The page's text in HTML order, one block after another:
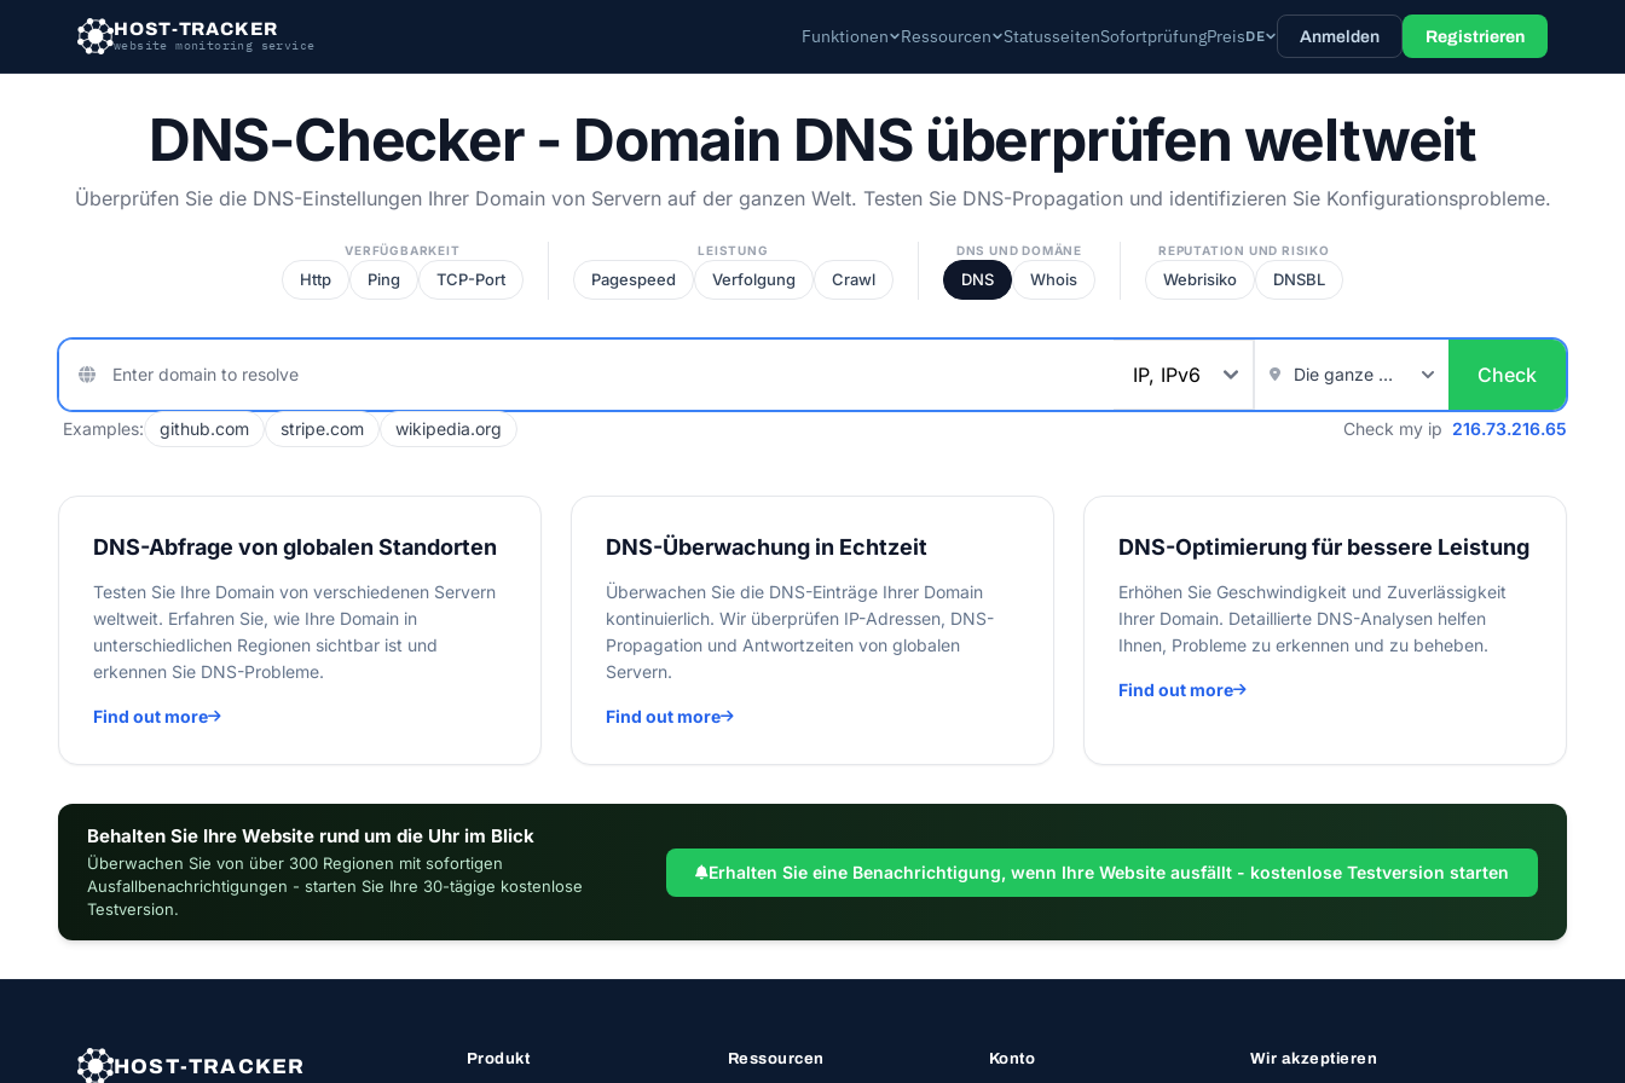
HOST-TRACKER
website monitoring service Funktionen Ressourcen StatusseitenSofortprüfungPreisDE Anmelden Registrieren
DNS-Checker - Domain DNS überprüfen weltweit
Überprüfen Sie die DNS-Einstellungen Ihrer Domain von Servern auf der ganzen Welt. Testen Sie DNS-Propagation und identifizieren Sie Konfigurationsprobleme.
VERFÜGBARKEIT
Http Ping TCP-Port
LEISTUNG
Pagespeed Verfolgung Crawl
DNS UND DOMÄNE
DNS Whois
REPUTATION UND RISIKO
Webrisiko DNSBL
Check
Examples: github.com stripe.com wikipedia.org Check my ip 216.73.216.65
DNS-Abfrage von globalen Standorten
Testen Sie Ihre Domain von verschiedenen Servern
weltweit. Erfahren Sie, wie Ihre Domain in
unterschiedlichen Regionen sichtbar ist und
erkennen Sie DNS-Probleme.
Find out more
DNS-Überwachung in Echtzeit
Überwachen Sie die DNS-Einträge Ihrer Domain
kontinuierlich. Wir überprüfen IP-Adressen, DNS-
Propagation und Antwortzeiten von globalen
Servern.
Find out more
DNS-Optimierung für bessere Leistung
Erhöhen Sie Geschwindigkeit und Zuverlässigkeit
Ihrer Domain. Detaillierte DNS-Analysen helfen
Ihnen, Probleme zu erkennen und zu beheben.
Find out more
Behalten Sie Ihre Website rund um die Uhr im Blick
Überwachen Sie von über 300 Regionen mit sofortigen
Ausfallbenachrichtigungen - starten Sie Ihre 30-tägige kostenlose
Testversion.
Erhalten Sie eine Benachrichtigung, wenn Ihre Website ausfällt - kostenlose Testversion starten
HOST-TRACKER Produkt Ressourcen Konto Wir akzeptieren